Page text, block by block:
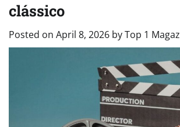
clássico
Posted on April 8, 2026 byTop 1